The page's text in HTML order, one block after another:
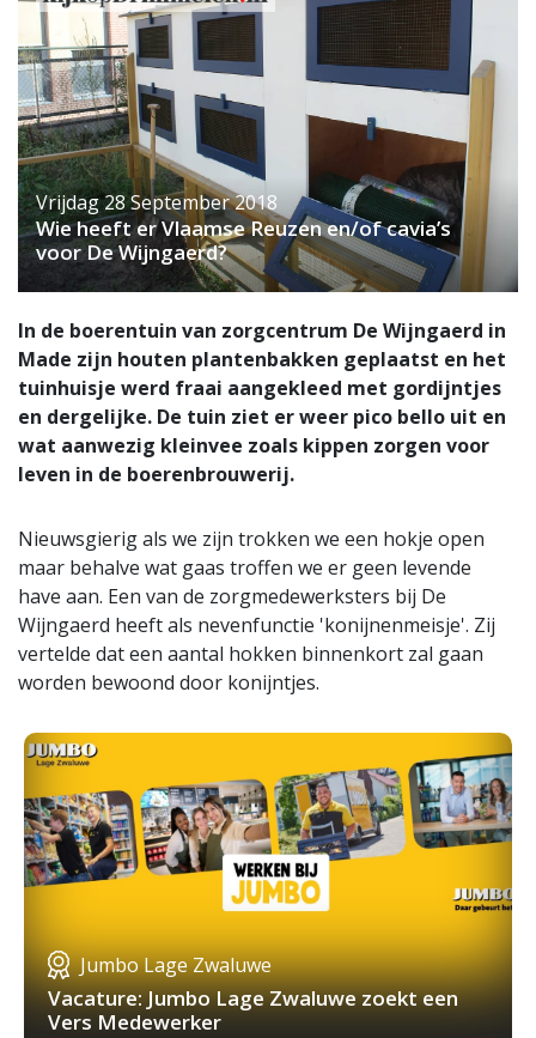
Vrijdag 28 September 2018
Wie heeft er Vlaamse Reuzen en/of cavia’s
voor De Wijngaerd?
In de boerentuin van zorgcentrum De Wijngaerd in
Made zijn houten plantenbakken geplaatst en het
tuinhuisje werd fraai aangekleed met gordijntjes
en dergelijke. De tuin ziet er weer pico bello uit en
wat aanwezig kleinvee zoals kippen zorgen voor
leven in de boerenbrouwerij.
Nieuwsgierig als we zijn trokken we een hokje open
maar behalve wat gaas troffen we er geen levende
have aan. Een van de zorgmedewerksters bij De
Wijngaerd heeft als nevenfunctie 'konijnenmeisje'. Zij
vertelde dat een aantal hokken binnenkort zal gaan
worden bewoond door konijntjes.
Jumbo Lage Zwaluwe
Vacature: Jumbo Lage Zwaluwe zoekt een
Vers Medewerker